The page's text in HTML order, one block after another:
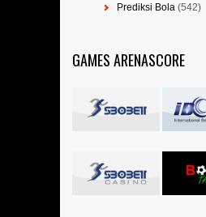
Prediksi Bola (542)
GAMES ARENASCORE